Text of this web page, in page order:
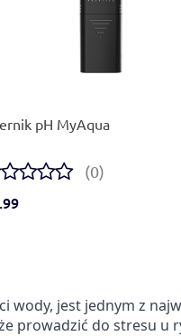
Produkt niedostępny
pH MyAqua
(0)
wody, jest jednym z
prowadzić do stresu u